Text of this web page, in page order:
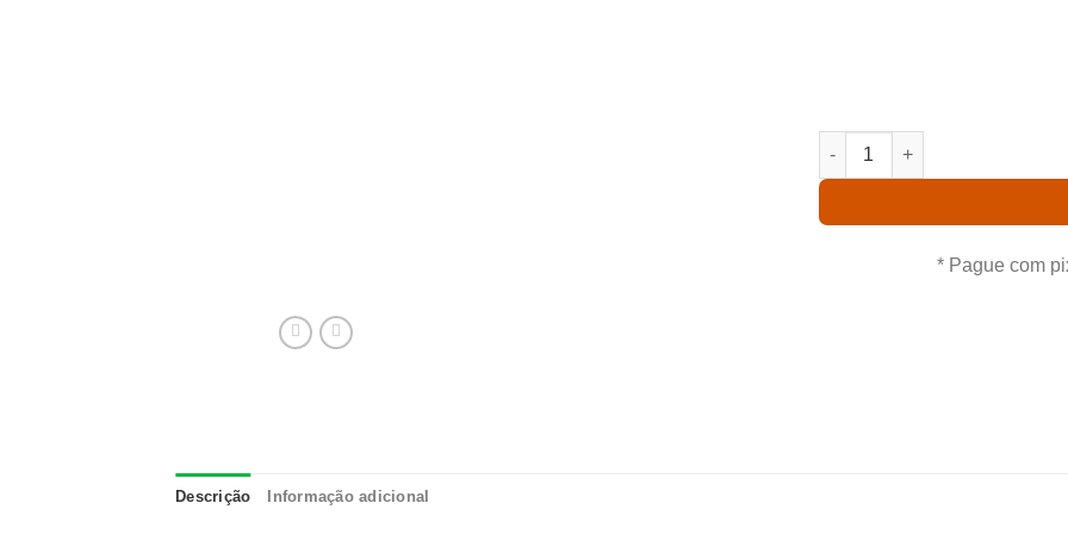
POT HARNG TAY RED QUEEN
* Pague com
Descrição Informação adicional